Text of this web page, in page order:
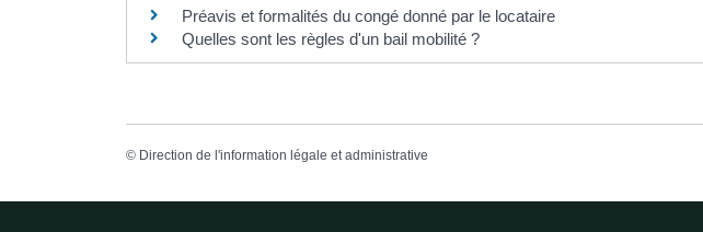
Préavis et formalités du congé donné par le locataire
Quelles sont les règles d'un bail mobilité ?
© Direction de l'information légale et administrative